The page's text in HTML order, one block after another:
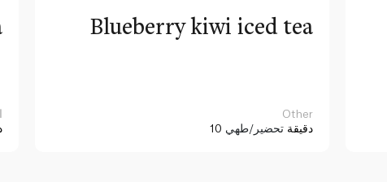
Blueberry kiwi iced tea
Other
10 دقيقة تحضير/طهي